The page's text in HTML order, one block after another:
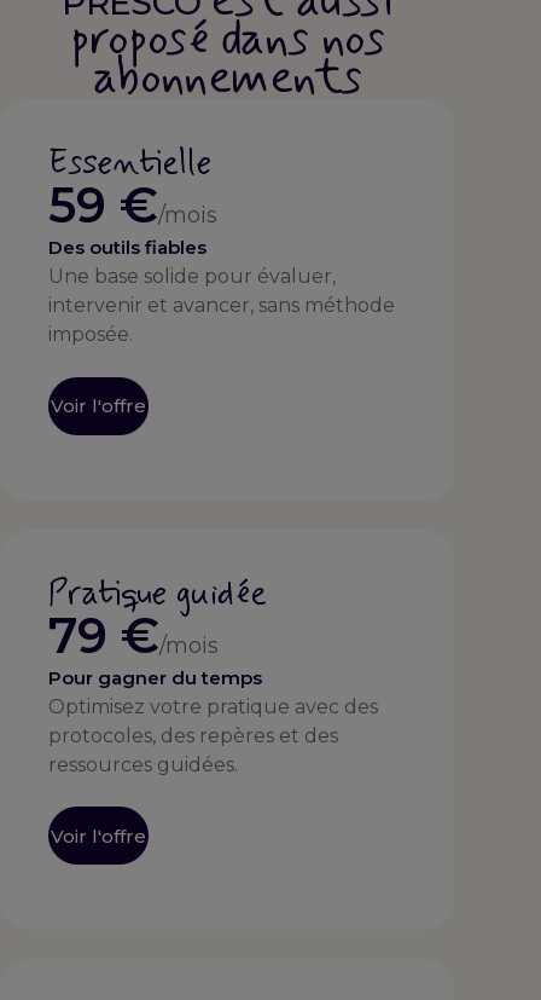
proposé dans nos
abonnements
Essentielle
59 €/mois
Des outils fiables
Une base solide pour évaluer,
intervenir et avancer, sans méthode
imposée.
Voir l'offre
Pratique guidée
79 €/mois
Pour gagner du temps
Optimisez votre pratique avec des
protocoles, des repères et des
ressources guidées.
Voir l'offre